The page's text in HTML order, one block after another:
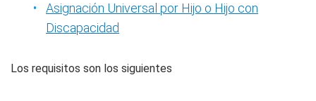
Asignación Universal por Hijo o Hijo con
Discapacidad
Los requisitos son los siguientes